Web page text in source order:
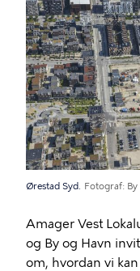
Ørestad Syd. Fotograf
Amager Vest
og By og Havn
om, hvordan vi